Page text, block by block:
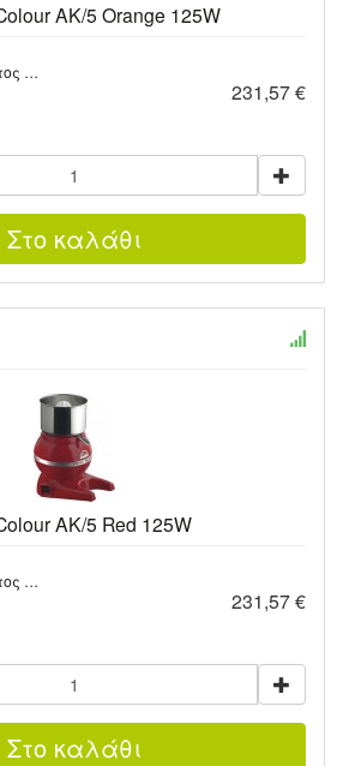
AK/5 Orange 125W
…
231,57 €
AK/5 Red 125W
…
231,57 €